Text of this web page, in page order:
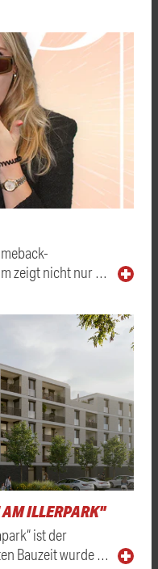
zeigt nicht nur …
ILLERPARK"
ist der
Bauzeit wurde …